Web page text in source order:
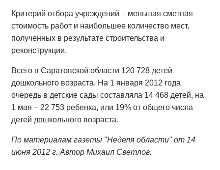
Критерий отбора учреждений – меньшая сметная
стоимость работ и наибольшее количество мест,
полученных в результате строительства и
реконструкции.
Всего в Саратовской области 120 728 детей
дошкольного возраста. На 1 января 2012 года
очередь в детские сады составляла 14 468 детей, на
1 мая – 22 753 ребенка, или 19% от общего числа
детей дошкольного возраста.
По материалам газеты "Неделя области" от 14
июня 2012 г. Автор Михаил Светлов.